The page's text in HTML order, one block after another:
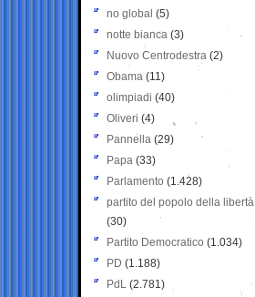
no global (5)
notte bianca (3)
Nuovo Centrodestra (2)
Obama (11)
olimpiadi (40)
Oliveri (4)
Pannella (29)
Papa (33)
Parlamento (1.428)
partito del popolo della libertà
(30)
Partito Democratico (1.034)
PD (1.188)
PdL (2.781)